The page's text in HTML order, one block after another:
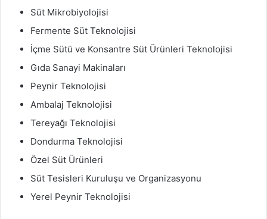
Süt Mikrobiyolojisi
Fermente Süt Teknolojisi
İçme Sütü ve Konsantre Süt Ürünleri Teknolojisi
Gıda Sanayi Makinaları
Peynir Teknolojisi
Ambalaj Teknolojisi
Tereyağı Teknolojisi
Dondurma Teknolojisi
Özel Süt Ürünleri
Süt Tesisleri Kuruluşu ve Organizasyonu
Yerel Peynir Teknolojisi